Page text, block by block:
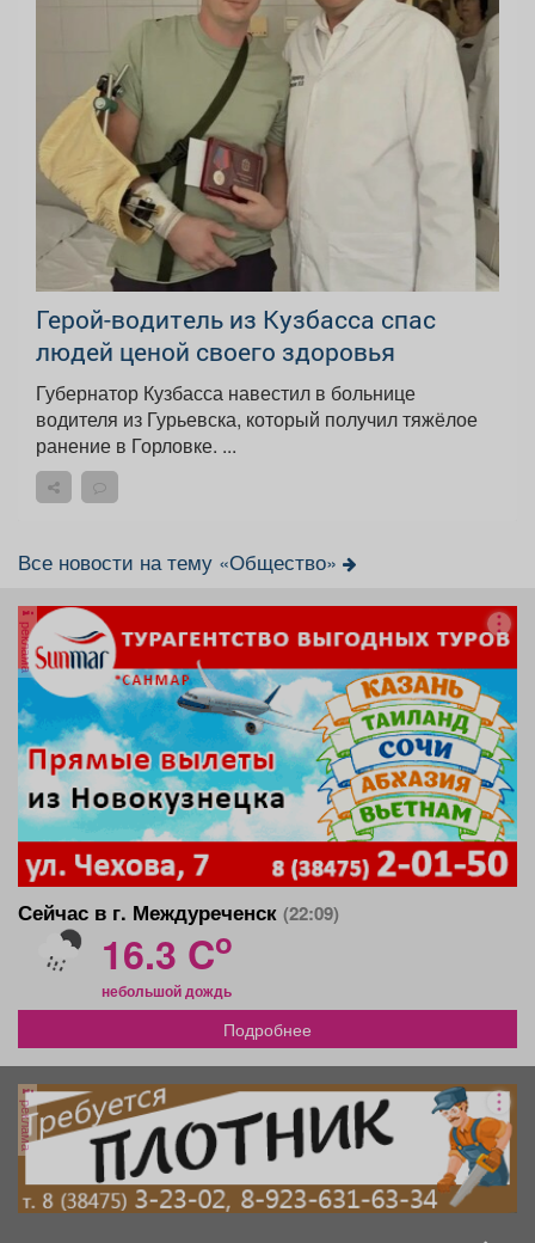
Герой-водитель из Кузбасса спас
людей ценой своего здоровья
Губернатор Кузбасса навестил в больнице
водителя из Гурьевска, который получил тяжёлое
ранение в Горловке. ...
Все новости на тему «Общество»
реклама
Сейчас в г. Междуреченск (22:09)
16.3 Co
небольшой дождь
Подробнее
реклама